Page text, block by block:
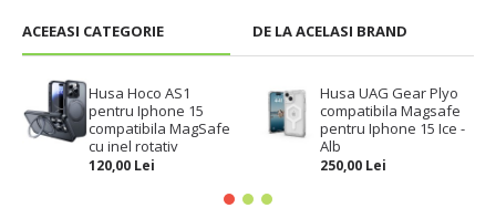
ACEEASI CATEGORIE DE LA ACELASI BRAND
Husa Hoco AS1
pentru Iphone 15
compatibila MagSafe
cu inel rotativ
120,00 Lei
Husa UAG Gear Plyo
compatibila Magsafe
pentru Iphone 15 Ice -
Alb
250,00 Lei